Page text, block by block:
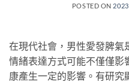
POSTED ON
在現代社會，男性愛發脾氣
情緒表達方式可能不僅僅影
康產生一定的影響。有研究